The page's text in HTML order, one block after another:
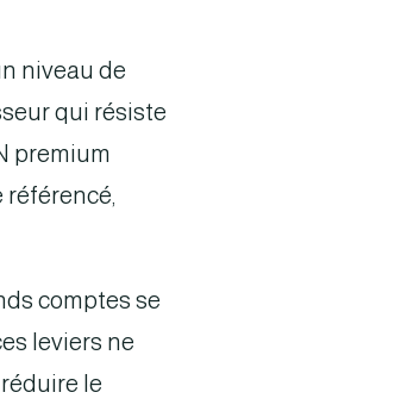
niveau de
qui résiste
premium
référencé,
comptes se
leviers ne
le